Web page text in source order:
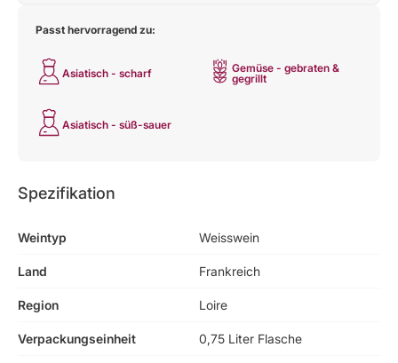
Passt hervorragend zu:
Asiatisch - scharf
Gemüse - gebraten &
gegrillt
Asiatisch - süß-sauer
Spezifikation
Weintyp Weisswein
Land Frankreich
Region Loire
Verpackungseinheit 0,75 Liter Flasche